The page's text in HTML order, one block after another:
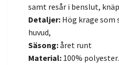
samt resår i benslut,
Detaljer: Hög krage som
huvud,
Säsong:året runt
Material: 100% polyester.